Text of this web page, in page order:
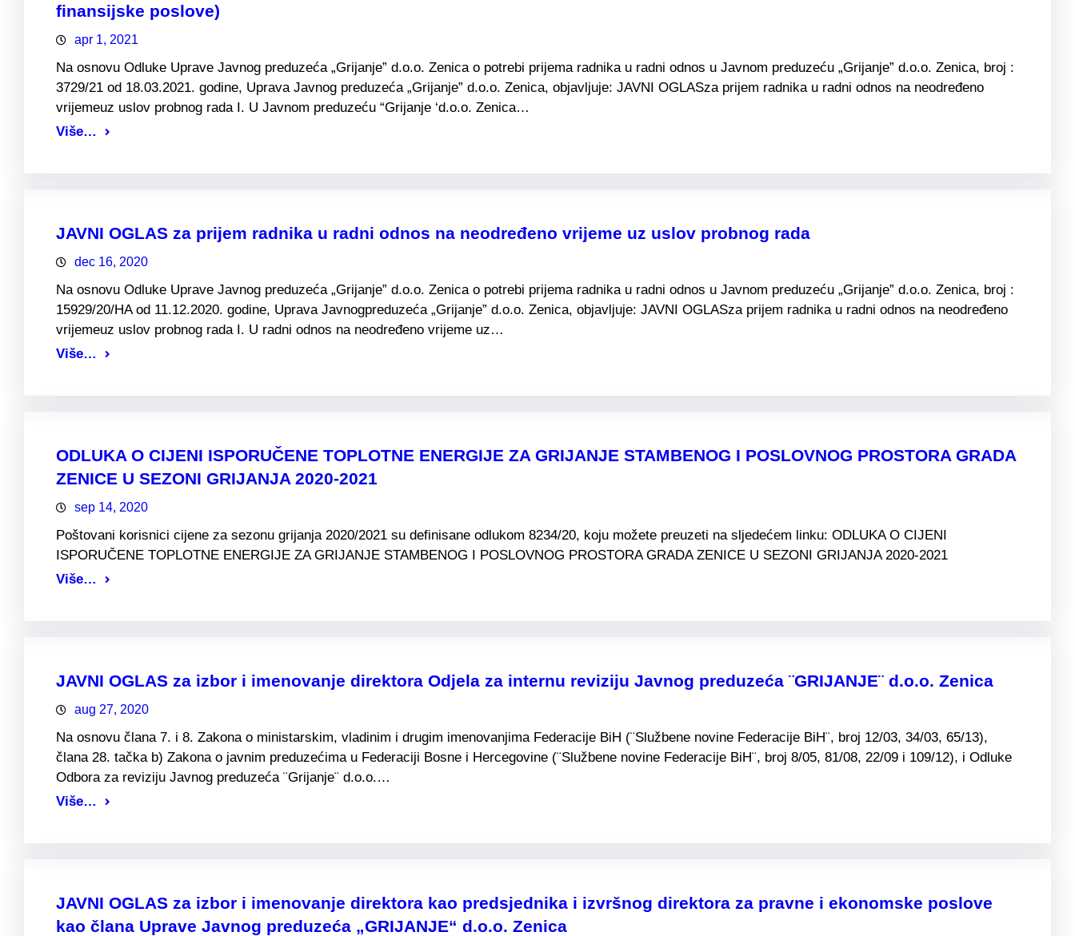
finansijske poslove)
apr 1, 2021
Na osnovu Odluke Uprave Javnog preduzeća „Grijanje” d.o.o. Zenica o potrebi prijema radnika u radni odnos u Javnom preduzeću „Grijanje” d.o.o. Zenica, broj :
3729/21 od 18.03.2021. godine, Uprava Javnog preduzeća „Grijanje” d.o.o. Zenica, objavljuje: JAVNI OGLASza prijem radnika u radni odnos na neodređeno
vrijemeuz uslov probnog rada I. U Javnom preduzeću “Grijanje ‘d.o.o. Zenica…
Više…
JAVNI OGLAS za prijem radnika u radni odnos na neodređeno vrijeme uz uslov probnog rada
dec 16, 2020
Na osnovu Odluke Uprave Javnog preduzeća „Grijanje” d.o.o. Zenica o potrebi prijema radnika u radni odnos u Javnom preduzeću „Grijanje” d.o.o. Zenica, broj :
15929/20/HA od 11.12.2020. godine, Uprava Javnogpreduzeća „Grijanje” d.o.o. Zenica, objavljuje: JAVNI OGLASza prijem radnika u radni odnos na neodređeno
vrijemeuz uslov probnog rada I. U radni odnos na neodređeno vrijeme uz…
Više…
ODLUKA O CIJENI ISPORUČENE TOPLOTNE ENERGIJE ZA GRIJANJE STAMBENOG I POSLOVNOG PROSTORA GRADA
ZENICE U SEZONI GRIJANJA 2020-2021
sep 14, 2020
Poštovani korisnici cijene za sezonu grijanja 2020/2021 su definisane odlukom 8234/20, koju možete preuzeti na sljedećem linku: ODLUKA O CIJENI
ISPORUČENE TOPLOTNE ENERGIJE ZA GRIJANJE STAMBENOG I POSLOVNOG PROSTORA GRADA ZENICE U SEZONI GRIJANJA 2020-2021
Više…
JAVNI OGLAS za izbor i imenovanje direktora Odjela za internu reviziju Javnog preduzeća ¨GRIJANJE¨ d.o.o. Zenica
aug 27, 2020
Na osnovu člana 7. i 8. Zakona o ministarskim, vladinim i drugim imenovanjima Federacije BiH (¨Službene novine Federacije BiH¨, broj 12/03, 34/03, 65/13),
člana 28. tačka b) Zakona o javnim preduzećima u Federaciji Bosne i Hercegovine (¨Službene novine Federacije BiH¨, broj 8/05, 81/08, 22/09 i 109/12), i Odluke
Odbora za reviziju Javnog preduzeća ¨Grijanje¨ d.o.o.…
Više…
JAVNI OGLAS za izbor i imenovanje direktora kao predsjednika i izvršnog direktora za pravne i ekonomske poslove
kao člana Uprave Javnog preduzeća „GRIJANJE“ d.o.o. Zenica